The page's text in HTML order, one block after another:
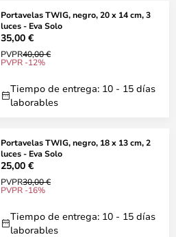
Portavelas TWIG, negro, 20 x 14 cm, 3
luces - Eva Solo
35,00 €
PVPR40,00 €
PVPR -12%
Tiempo de entrega: 10 - 15 días
laborables
Portavelas TWIG, negro, 18 x 13 cm, 2
luces - Eva Solo
25,00 €
PVPR30,00 €
PVPR -16%
Tiempo de entrega: 10 - 15 días
laborables